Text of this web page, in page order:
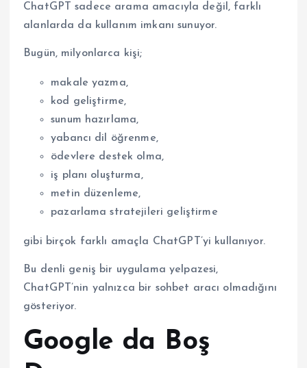
ChatGPT sadece arama amacıyla değil, farklı
alanlarda da kullanım imkanı sunuyor.
Bugün, milyonlarca kişi;
makale yazma,
kod geliştirme,
sunum hazırlama,
yabancı dil öğrenme,
ödevlere destek olma,
iş planı oluşturma,
metin düzenleme,
pazarlama stratejileri geliştirme
gibi birçok farklı amaçla ChatGPT’yi kullanıyor.
Bu denli geniş bir uygulama yelpazesi,
ChatGPT’nin yalnızca bir sohbet aracı olmadığını
gösteriyor.
Google da Boş